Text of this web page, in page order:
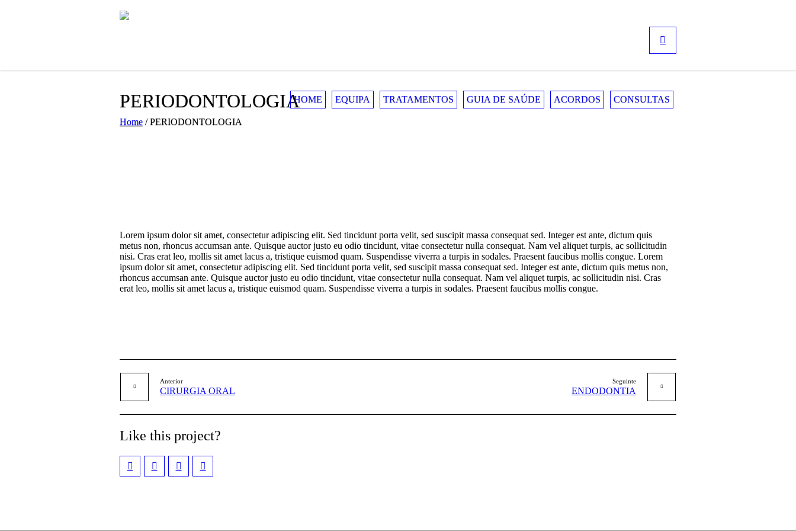
HOME EQUIPA TRATAMENTOS GUIA DE SAÚDE ACORDOS CONSULTAS
PERIODONTOLOGIA
Home /PERIODONTOLOGIA
Lorem ipsum dolor sit amet, consectetur adipiscing elit. Sed tincidunt porta velit, sed suscipit massa consequat sed. Integer est ante, dictum quis
metus non, rhoncus accumsan ante. Quisque auctor justo eu odio tincidunt, vitae consectetur nulla consequat. Nam vel aliquet turpis, ac sollicitudin
nisi. Cras erat leo, mollis sit amet lacus a, tristique euismod quam. Suspendisse viverra a turpis in sodales. Praesent faucibus mollis congue. Lorem
ipsum dolor sit amet, consectetur adipiscing elit. Sed tincidunt porta velit, sed suscipit massa consequat sed. Integer est ante, dictum quis metus non,
rhoncus accumsan ante. Quisque auctor justo eu odio tincidunt, vitae consectetur nulla consequat. Nam vel aliquet turpis, ac sollicitudin nisi. Cras
erat leo, mollis sit amet lacus a, tristique euismod quam. Suspendisse viverra a turpis in sodales. Praesent faucibus mollis congue.
Anterior
CIRURGIA ORAL
Seguinte
ENDODONTIA
Like this project?